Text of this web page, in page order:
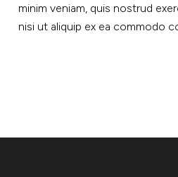
minim veniam, quis nostrud
nisi ut aliquip ex ea commodo